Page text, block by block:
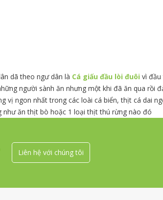
dã theo ngư dân là Cá giấu đầu lòi đuôi vì đầu
người sành ăn nhưng một khi đã ăn qua rồi
vị ngon nhất trong các loài cá biển, thịt cá dai
như ăn thịt bò hoặc 1 loại thịt thú rừng nào đó
Liên hệ với chúng tôi